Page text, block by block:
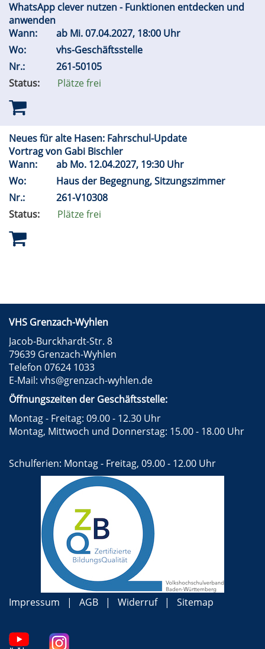
WhatsApp clever nutzen - Funktionen entdecken und
anwenden
Wann:
ab Mi.07.04.2027, 18:00 Uhr
Wo:
vhs-Geschäftsstelle
Nr.:
261-50105
Status:
Plätze frei
Neues für alte Hasen: Fahrschul-Update
Vortrag von Gabi Bischler
Wann:
ab Mo. 12.04.2027, 19:30 Uhr
Wo:
Haus der Begegnung, Sitzungszimmer
Nr.:
261-V10308
Status:
Plätze frei
VHS Grenzach-Wyhlen
Jacob-Burckhardt-Str. 8
79639 Grenzach-Wyhlen
Telefon 07624 1033
E-Mail: vhs@grenzach-wyhlen.de
Öffnungszeiten der Geschäftsstelle:
Montag - Freitag: 09.00 - 12.30 Uhr
Montag, Mittwoch und Donnerstag: 15.00 - 18.00 Uhr
Schulferien: Montag - Freitag, 09.00 - 12.00 Uhr
Impressum AGB Widerruf Sitemap